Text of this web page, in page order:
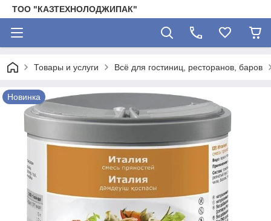
ТОО "КАЗТЕХНОЛОДЖИПАК"
Товары и услуги Всё для гостиниц, ресторанов, баров
Новинка